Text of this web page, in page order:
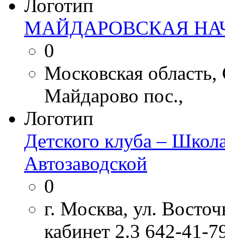
Логотип
МАЙДАРОВСКАЯ
0
Московская
Майдарово пос.,
Логотип
Детского клуба –
Автозаводской
0
г. Москва, ул.
кабинет 2.3 642-41-